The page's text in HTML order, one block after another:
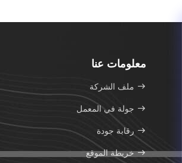
معلومات عنا
ملف الشركة
جولة في المعمل
رقابة جودة
خريطة الموقع